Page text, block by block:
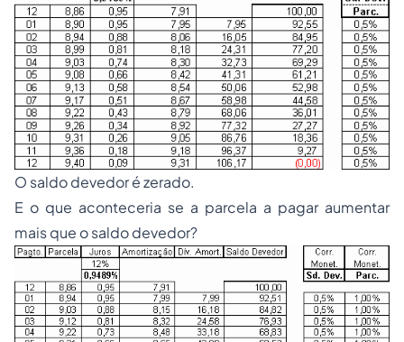
O saldo devedor é zerado.
E o que aconteceria se a parcela a pagar aumentar
mais que o saldo devedor?